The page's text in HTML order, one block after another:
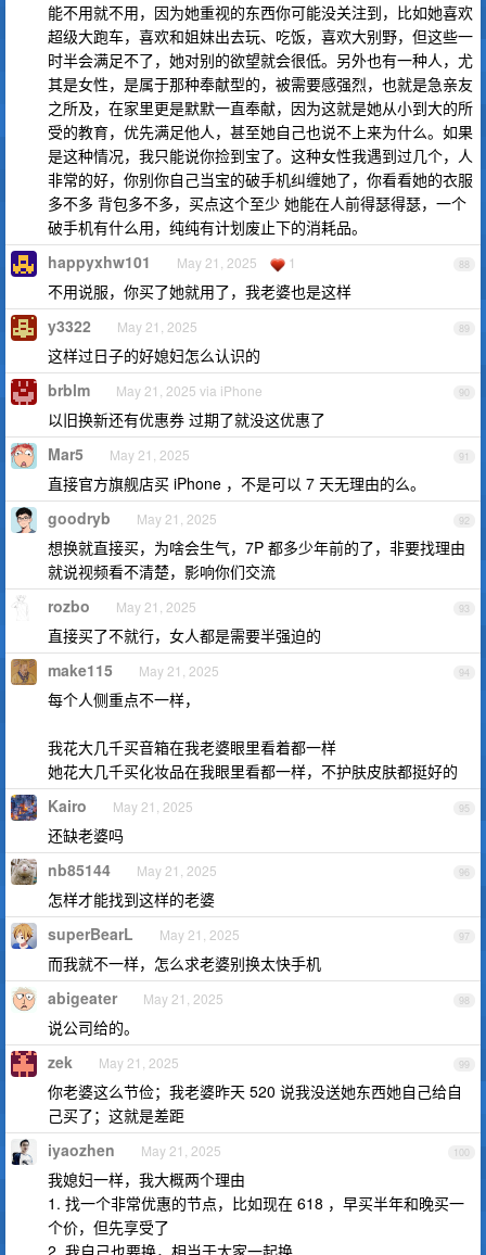
能不用就不用，因为她重视的东西你可能没关注到，比如她喜欢
超级大跑车，喜欢和姐妹出去玩、吃饭，喜欢大别野，但这些一
时半会满足不了，她对别的欲望就会很低。另外也有一种人，尤
其是女性，是属于那种奉献型的，被需要感强烈，也就是急亲友
之所及，在家里更是默默一直奉献，因为这就是她从小到大的所
受的教育，优先满足他人，甚至她自己也说不上来为什么。如果
是这种情况，我只能说你捡到宝了。这种女性我遇到过几个，人
非常的好，你别你自己当宝的破手机纠缠她了，你看看她的衣服
多不多 背包多不多，买点这个至少 她能在人前得瑟得瑟，一个
破手机有什么用，纯纯有计划废止下的消耗品。
88
happyxhw101 May 21, 2025 1
不用说服，你买了她就用了，我老婆也是这样
89
y3322 May 21, 2025
这样过日子的好媳妇怎么认识的
90
brblm May 21, 2025 via iPhone
以旧换新还有优惠券 过期了就没这优惠了
91
Mar5 May 21, 2025
直接官方旗舰店买 iPhone ，不是可以 7 天无理由的么。
92
goodryb May 21, 2025
想换就直接买，为啥会生气，7P 都多少年前的了，非要找理由
就说视频看不清楚，影响你们交流
93
rozbo May 21, 2025
直接买了不就行，女人都是需要半强迫的
94
make115 May 21, 2025
每个人侧重点不一样，
我花大几千买音箱在我老婆眼里看着都一样
她花大几千买化妆品在我眼里看都一样，不护肤皮肤都挺好的
95
Kairo May 21, 2025
还缺老婆吗
96
nb85144 May 21, 2025
怎样才能找到这样的老婆
97
superBearL May 21, 2025
而我就不一样，怎么求老婆别换太快手机
98
abigeater May 21, 2025
说公司给的。
99
zek May 21, 2025
你老婆这么节俭；我老婆昨天 520 说我没送她东西她自己给自
己买了；这就是差距
100
iyaozhen May 21, 2025
我媳妇一样，我大概两个理由
1. 找一个非常优惠的节点，比如现在 618 ，早买半年和晚买一
个价，但先享受了
2. 我自己也要换，相当于大家一起换